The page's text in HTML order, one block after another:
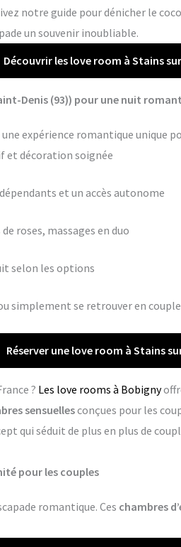
notre guide pour dénicher le
un souvenir inoubliable.
Découvrir les love room à Stains
Denis (93)) pour une nuit
expérience romantique unique
et décoration soignée
et un accès autonome
roses, massages en duo
selon les options
simplement se retrouver en couple
Réserver une love room à Stains
? Les love rooms à Bobigny
sensuellesconçues pour les
qui séduit de plus en plus de
pour les couples
romantique. Ces chambres